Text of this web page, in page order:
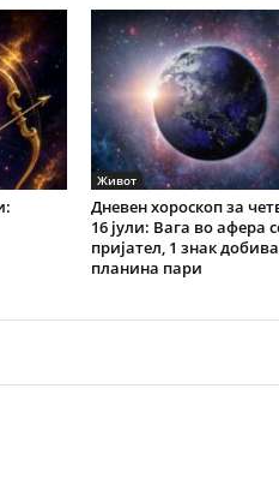
Живот
Дневен хороскоп за
16 јули: Вага во афера
пријател, 1 знак добива
планина пари